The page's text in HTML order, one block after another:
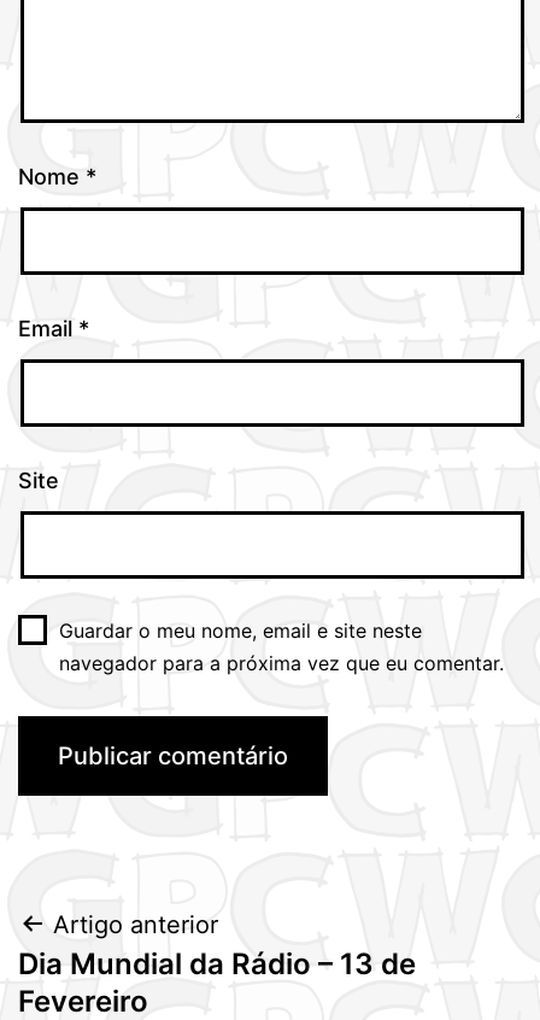
Nome *
Email *
Site
Guardar o meu nome, email e site neste
navegador para a próxima vez que eu comentar.
Navegação
de
Artigo anterior
Dia Mundial da Rádio – 13 de
Fevereiro